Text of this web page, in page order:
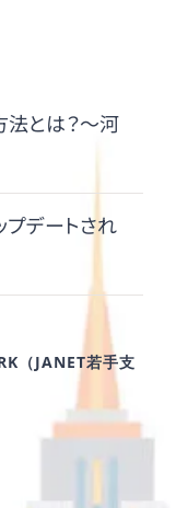
法とは？～河
プデートされ
（JANET若手支